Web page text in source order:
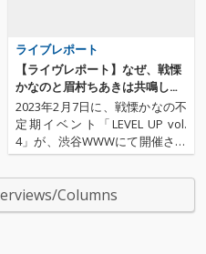
ライブレポート
【ライヴレポート】なぜ、戦慄
かなのと眉村ちあきは共鳴し合
うのか──〈LEVEL UP vol.4〉at
渋谷WWW
2023年2月7日に、戦慄かなの不
定期イベント「LEVEL UP vol.
4」が、渋谷WWWにて開催され
ました。ゲストアクトの眉村ち
あき、そしてシークレットゲス
トとしてNプロダクション所属
の新グループ、Snaccとともに
Columns